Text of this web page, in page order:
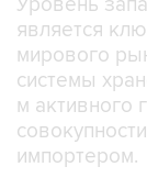
Уровень
является
мирового
системы
м
импортером.